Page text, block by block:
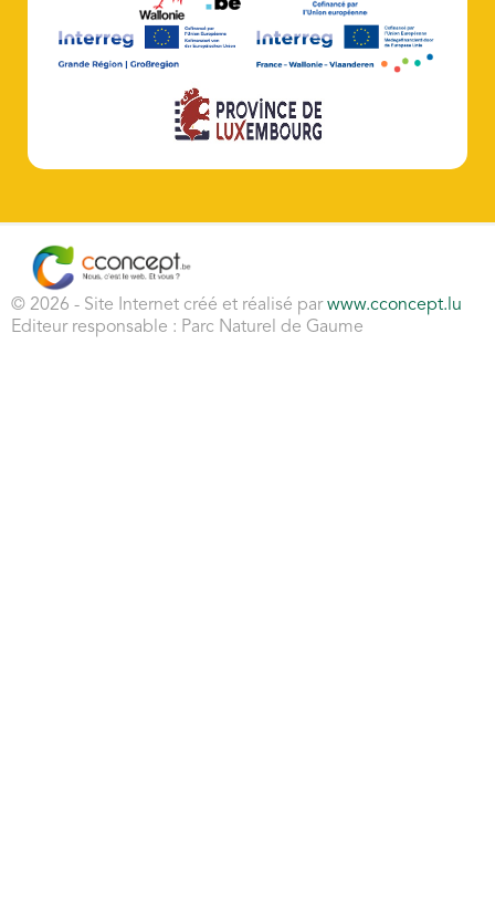
© 2026 - Site Internet créé et réalisé parwww.cconcept.lu
Editeur responsable : Parc Naturel de Gaume